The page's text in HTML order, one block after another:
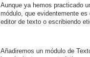
Aunque ya hemos practicado
módulo, que evidentemente
editor de texto o escribiendo
Añadiremos un módulo de